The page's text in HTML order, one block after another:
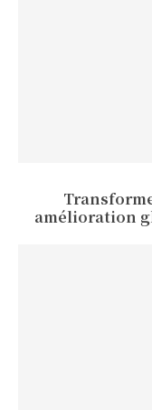
amélioration